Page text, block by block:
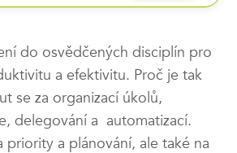
do osvědčených disciplín pro
a efektivitu. Proč je tak
se za organizací úkolů,
delegování a automatizací.
priority a plánování, ale také na